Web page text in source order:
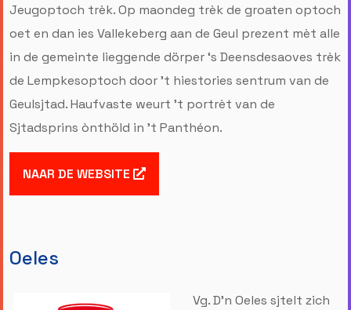
Jeugoptoch trèk. Op maondeg trèk de groaten optoch
oet en dan ies Vallekeberg aan de Geul prezent mèt alle
in de gemeinte lieggende dörper ‘s Deensdesaoves trèk
de Lempkesoptoch door ’t hiestories sentrum van de
Geulsjtad. Haufvaste weurt ’t portrèt van de
Sjtadsprins ònthöld in ’t Panthéon.
NAAR DE WEBSITE
Oeles
Vg. D’n Oeles sjtelt zich